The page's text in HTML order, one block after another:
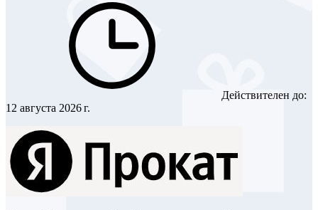
Действителен до:
12 августа 2026 г.